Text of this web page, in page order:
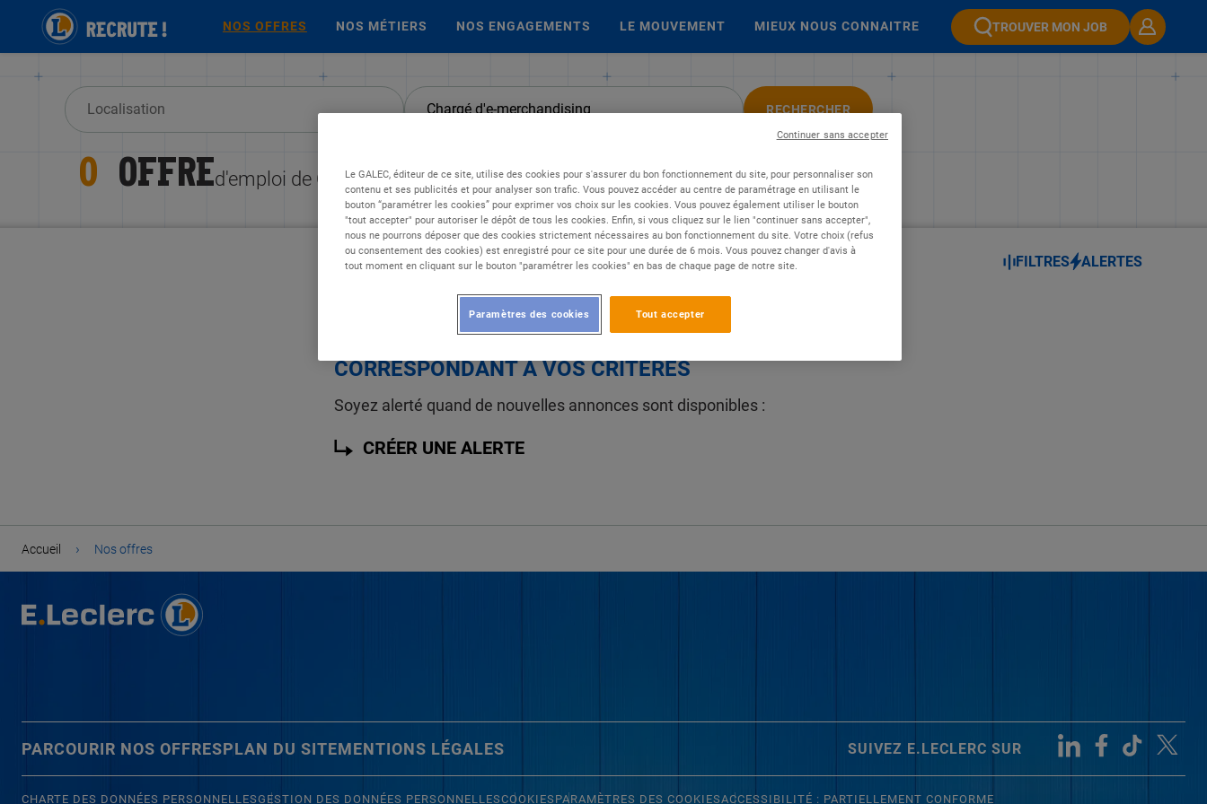
NOS OFFRES NOS MÉTIERS NOS ENGAGEMENTS LE MOUVEMENT MIEUX NOUS CONNAITRE TROUVER MON JOB
RECHERCHER
0 OFFREd'emploi de Chargé d'e-merchandising
FILTRES ALERTES
CORRESPONDANT À VOS CRITÈRES
Soyez alerté quand de nouvelles annonces sont disponibles :
CRÉER UNE ALERTE
Accueil › Nos offres
PARCOURIR NOS OFFRESPLAN DU SITEMENTIONS LÉGALES SUIVEZ E.LECLERC SUR
CHARTE DES DONNÉES PERSONNELLESGESTION DES DONNÉES PERSONNELLESCOOKIES PARAMÈTRES DES COOKIESACCESSIBILITÉ : PARTIELLEMENT CONFORME
Le GALEC, éditeur de ce site, utilise des cookies pour s'assurer du bon fonctionnement du site, pour personnaliser son
contenu et ses publicités et pour analyser son trafic. Vous pouvez accéder au centre de paramétrage en utilisant le
bouton “paramétrer les cookies” pour exprimer vos choix sur les cookies. Vous pouvez également utiliser le bouton
"tout accepter" pour autoriser le dépôt de tous les cookies. Enfin, si vous cliquez sur le lien "continuer sans accepter",
nous ne pourrons déposer que des cookies strictement nécessaires au bon fonctionnement du site. Votre choix (refus
ou consentement des cookies) est enregistré pour ce site pour une durée de 6 mois. Vous pouvez changer d'avis à
tout moment en cliquant sur le bouton "paramétrer les cookies" en bas de chaque page de notre site.
Tout accepter
Paramètres des cookies
Continuer sans accepter